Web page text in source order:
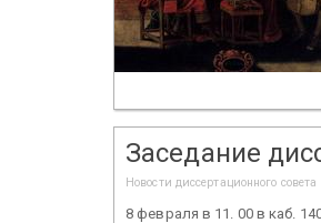
Заседание
Новости диссертационного совета
8 февраля в 11. 00 в каб.